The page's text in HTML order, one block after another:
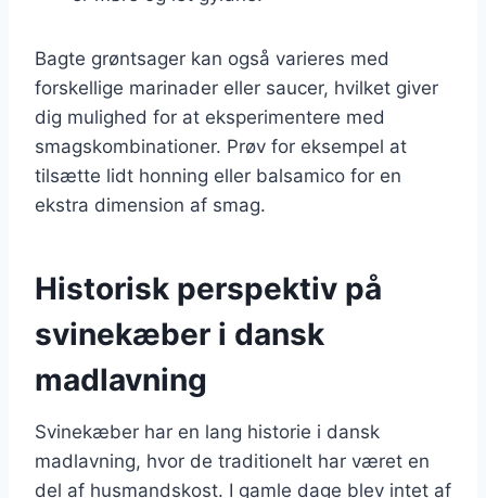
Bagte grøntsager kan også varieres med
forskellige marinader eller saucer, hvilket giver
dig mulighed for at eksperimentere med
smagskombinationer. Prøv for eksempel at
tilsætte lidt honning eller balsamico for en
ekstra dimension af smag.
Historisk perspektiv på
svinekæber i dansk
madlavning
Svinekæber har en lang historie i dansk
madlavning, hvor de traditionelt har været en
del af husmandskost. I gamle dage blev intet af